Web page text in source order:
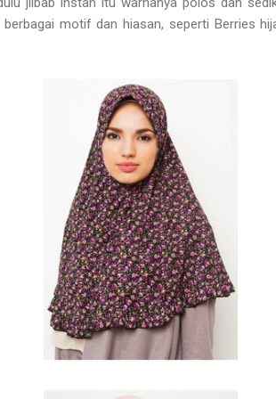
motif dan hiasan, seperti Berries